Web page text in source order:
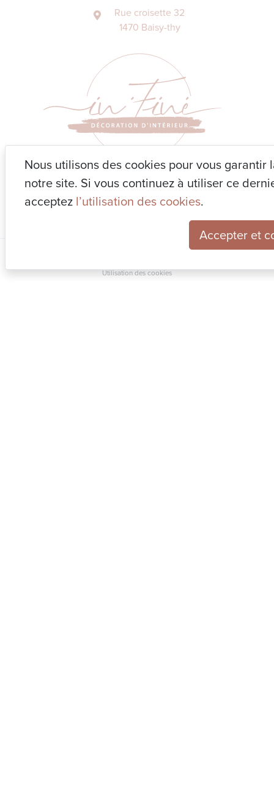
Rue croisette 32
1470 Baisy-thy
Utilisation des cookies
Nous utilisons des cookies pour vous
notre site. Si vous continuez à utiliser ce
acceptez l’utilisation des cookies.
Accepter et